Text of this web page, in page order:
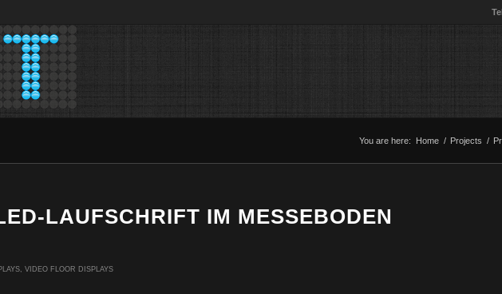
You are here: Home / Projects /
LAUFSCHRIFT IM MESSEBODEN
, VIDEO FLOOR DISPLAYS